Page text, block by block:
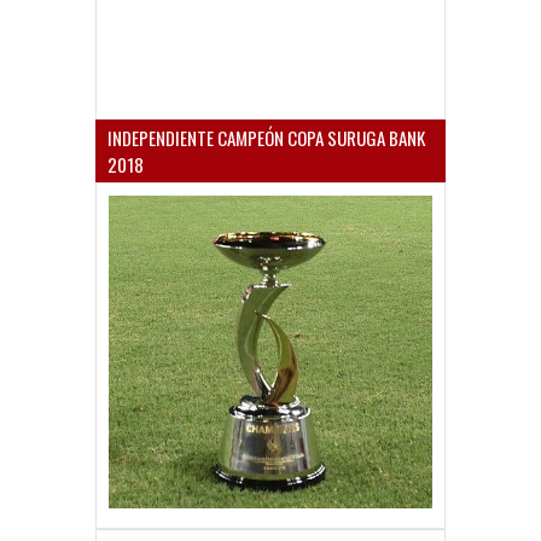
INDEPENDIENTE CAMPEÓN COPA SURUGA BANK
2018